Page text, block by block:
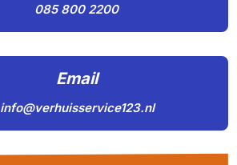
085 800 2200
Email
info@verhuisservice123.nl